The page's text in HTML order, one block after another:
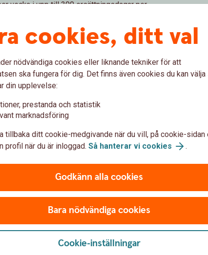
vecka i upp till 300 ersättningsdagar per
är karenstid och ger ingen ersättning
gång i månaden i efterskott.
dig för en ny
av arbete i minst 12 sammanhängande
på 300 dagar.
är att du uppfyller villkoren för att
längst till och med den första dagen i
cookies, ditt val
nödvändiga cookies eller liknande tekniker för att
ska fungera för dig. Det finns även cookies du kan välja
din upplevelse:
prestanda och statistik
marknadsföring
tillbaka ditt cookie-medgivande när du vill, på cookie-sidan
profil när du är inloggad. Så hanterar vi cookies .
Godkänn alla cookies
Bara nödvändiga cookies
Cookie-inställningar